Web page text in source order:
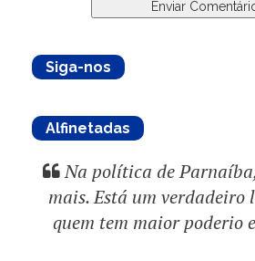
Siga-nos
Alfinetadas
Na política de
mais. Está um verdadeiro
quem tem maior poderio